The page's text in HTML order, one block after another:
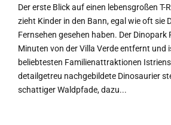
Der erste Blick auf einen lebensgroßen T-
zieht Kinder in den Bann, egal wie oft sie
Fernsehen gesehen haben. Der
Minuten von der Villa Verde entfernt und
beliebtesten Familienattraktionen
detailgetreu nachgebildete Dinosaurier
schattiger Waldpfade, dazu...